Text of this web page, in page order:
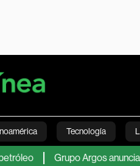
Tecnología
Videos English
Grupo Argos anuncia